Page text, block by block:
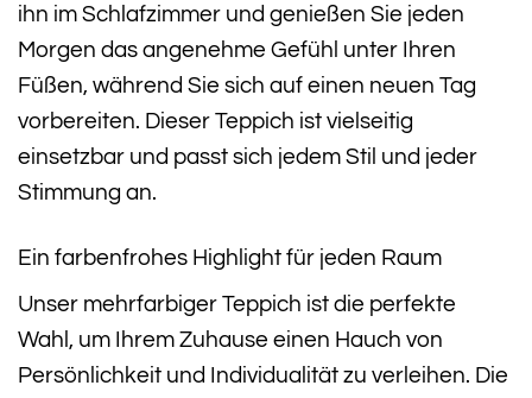
ihn im Schlafzimmer und genießen Sie jeden
Morgen das angenehme Gefühl unter Ihren
Füßen, während Sie sich auf einen neuen Tag
vorbereiten. Dieser Teppich ist vielseitig
einsetzbar und passt sich jedem Stil und jeder
Stimmung an.
Ein farbenfrohes Highlight für jeden Raum
Unser mehrfarbiger Teppich ist die perfekte
Wahl, um Ihrem Zuhause einen Hauch von
Persönlichkeit und Individualität zu verleihen. Die